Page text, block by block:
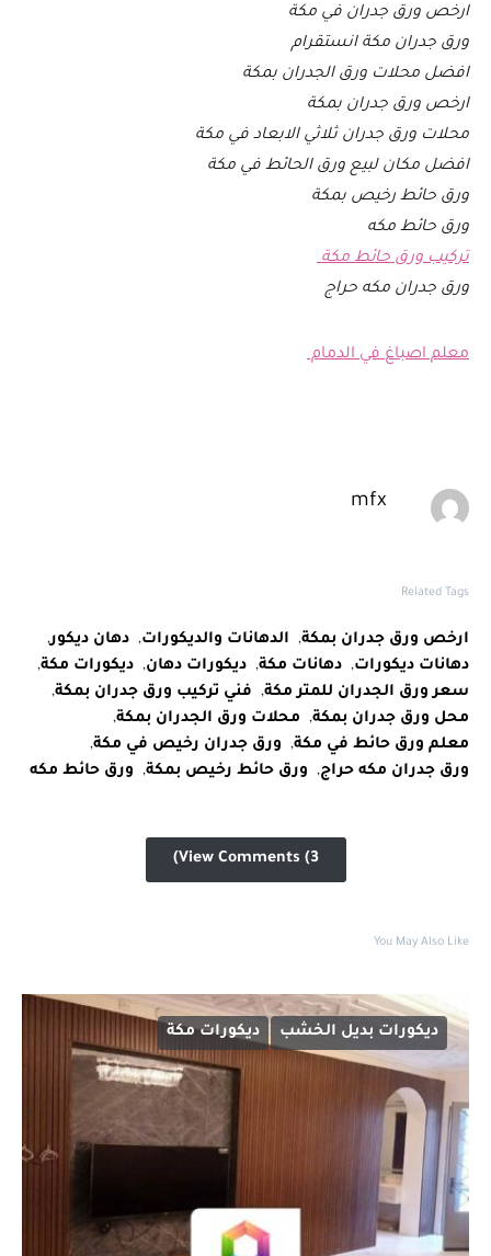
ارخص ورق جدران في مكة
ورق جدران مكة انستقرام
افضل محلات ورق الجدران بمكة
ارخص ورق جدران بمكة
محلات ورق جدران ثلاثي الابعاد في مكة
افضل مكان لبيع ورق الحائط في مكة
ورق حائط رخيص بمكة
ورق حائط مكه
تركيب ورق حائط مكة
ورق جدران مكه حراج
معلم اصباغ في الدمام
mfx
Related Tags
ارخص ورق جدران بمكة, الدهانات والديكورات, دهان ديكور,
دهانات ديكورات, دهانات مكة, ديكورات دهان, ديكورات مكة,
سعر ورق الجدران للمتر مكة, فني تركيب ورق جدران بمكة,
محل ورق جدران بمكة, محلات ورق الجدران بمكة,
معلم ورق حائط في مكة, ورق جدران رخيص في مكة,
ورق جدران مكه حراج, ورق حائط رخيص بمكة, ورق حائط مكه
View Comments (3)
You May Also Like
ديكورات بديل الخشب ديكورات مكة